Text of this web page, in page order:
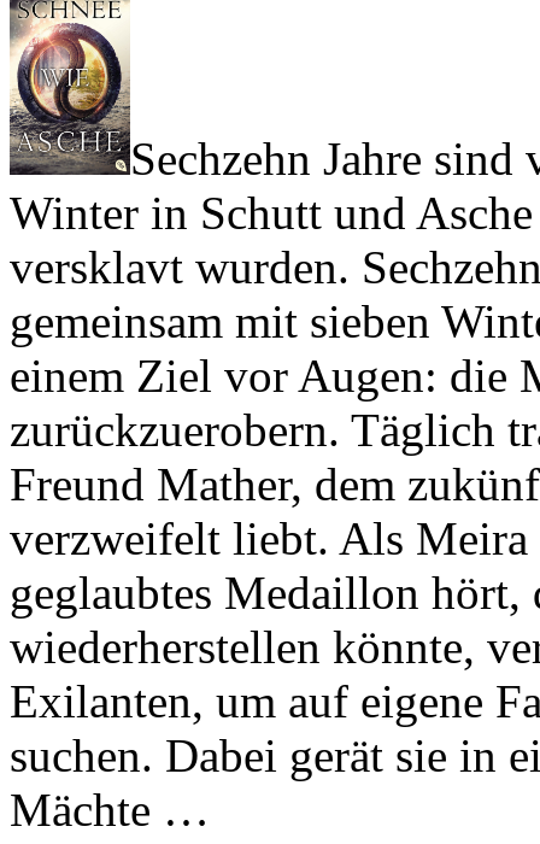
Sechzehn Jahre
Winter in Schutt und
versklavt wurden.
gemeinsam mit sieben
einem Ziel vor Augen: die
zurückzuerobern. Täglich
Freund Mather, dem
verzweifelt liebt. Als Meira
geglaubtes Medaillon
wiederherstellen könnte,
Exilanten, um auf eigene
suchen. Dabei gerät sie in
Mächte …